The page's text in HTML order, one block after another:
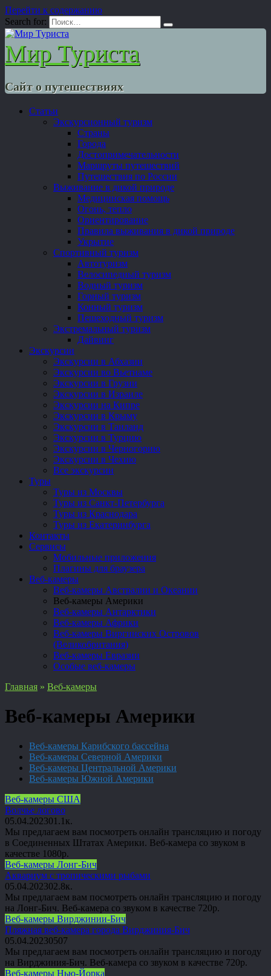
Перейти к содержанию
Search for:
Мир Туриста
Сайт о путешествиях
Статьи
Экскурсионный туризм
Страны
Города
Достопримечательности
Маршруты путешествий
Путешествия по России
Выживание в дикой природе
Медицинская помощь
Огонь, тепло
Ориентирование
Правила выживания в дикой природе
Укрытие
Спортивный туризм
Автотуризм
Велосипедный туризм
Водный туризм
Горный туризм
Конный туризм
Пешеходный туризм
Экстремальный туризм
Дайвинг
Экскурсии
Экскурсии в Абхазии
Экскурсии во Вьетнаме
Экскурсии в Грузии
Экскурсии в Израиле
Экскурсии на Кипре
Экскурсии в Крыму
Экскурсии в Таиланд
Экскурсии в Турцию
Экскурсии в Черногорию
Экскурсии в Чехию
Все экскурсии
Туры
Туры из Москвы
Туры из Санкт-Петербурга
Туры из Краснодара
Туры из Екатеринбурга
Контакты
Сервисы
Мобильные приложения
Плагины для браузера
Веб-камеры
Веб-камеры Австралии и Океании
Веб-камеры Америки
Веб-камеры Антарктики
Веб-камеры Африки
Веб-камеры Виргинских Островов
(Великобритания)
Веб-камеры Евразии
Особые веб-камеры
Главная » Веб-камеры
Веб-камеры Америки
Веб-камеры Карибского бассейна
Веб-камеры Северной Америки
Веб-камеры Центральной Америки
Веб-камеры Южной Америки
Веб-камеры США
Волчье логово
05.04.202301.1к.
Мы предлагаем вам посмотреть онлайн трансляцию и погоду
в Соединенных Штатах Америки. Веб-камера со звуком в
качестве 1080p.
Веб-камеры Лонг-Бич
Аквариум с тропическими рыбами
05.04.202302.8к.
Мы предлагаем вам посмотреть онлайн трансляцию и погоду
на Лонг-Бич. Веб-камера со звуком в качестве 720p.
Веб-камеры Вирджинии-Бич
Пляжная веб-камера города Вирджиния-Бич
05.04.20230507
Мы предлагаем вам посмотреть онлайн трансляцию и погоду
на Вирджиния-Бич. Веб-камера со звуком в качестве 720p.
Веб-камеры Нью-Йорка